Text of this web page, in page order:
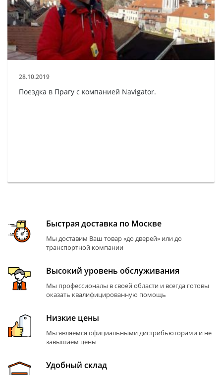
28.10.2019
Поездка в Прагу с компанией Navigator.
Быстрая доставка по Москве
Мы доставим Ваш товар «до дверей» или до
транспортной компании
Высокий уровень обслуживания
Мы профессионалы в своей области и всегда готовы
оказать квалифицированную помощь
Низкие цены
Мы являемся официальными дистрибьюторами и не
завышаем цены
Удобный склад